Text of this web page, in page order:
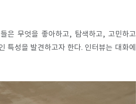
은 무엇을 좋아하고, 탐색하고, 고민하고
성을 발견하고자 한다. 인터뷰는 대화에